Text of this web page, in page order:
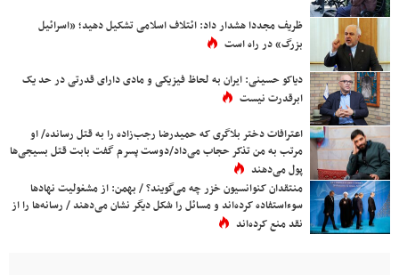
ظریف مجددا هشدار داد: ائتلاف اسلامی تشکیل دهید؛ «اسرائیل
بزرگ» در راه است
دیاکو حسینی: ایران به لحاظ فیزیکی و مادی دارای قدرتی در حد یک
ابرقدرت نیست
اعترافات دختر بلاگری که حمیدرضا رجب‌زاده را به قتل رسانده/ او
مرتب به من تذکر حجاب می‌داد/دوست پسرم گفت بابت قتل بسیجی‌ها
پول می‌دهند
منتقدان کنوانسیون خزر چه می‌گویند؟ / بهمن: از مشغولیت نهادها
سوءاستفاده کرده‌اند و مسائل را شکل دیگر نشان می‌دهند / رسانه‌ها را از
نقد منع کرده‌اند